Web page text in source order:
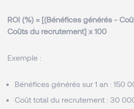
ROI (%) = [(Bénéfices générés -
Coûts du recrutement] x 100
Exemple :
Bénéfices générés sur 1 an : 150
Coût total du recrutement : 30